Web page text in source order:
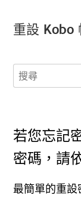
重設 Kobo
搜尋
若您忘記
密碼，請
最簡單的重